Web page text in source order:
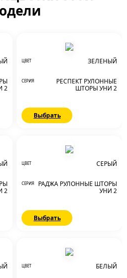
2
ЦВЕТ ЗЕЛЕНЫЙ
СЕРИЯ
РЕСПЕКТ РУЛОННЫЕ
ШТОРЫ УНИ 2
Выбрать
2
ЦВЕТ СЕРЫЙ
СЕРИЯ
РАДЖА РУЛОННЫЕ ШТОРЫ
УНИ 2
Выбрать
ЦВЕТ БЕЛЫЙ